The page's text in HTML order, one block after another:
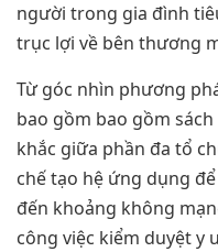
người trong gia đình
trục lợi về bên thương
Từ góc nhìn phương
bao gồm bao gồm
khắc giữa phần đa tổ
chế tạo hệ ứng dụng
đến khoảng không
công việc kiểm duyệt y